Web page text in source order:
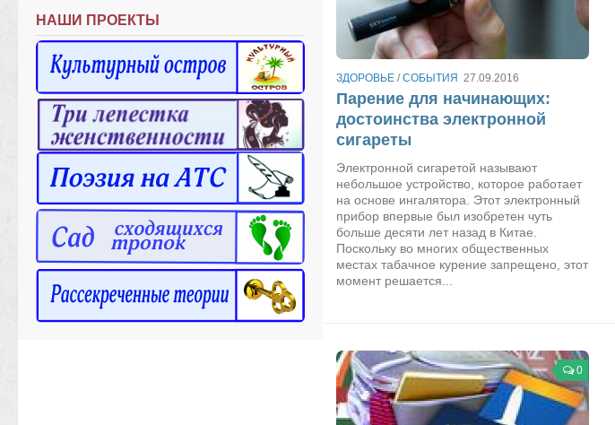
ЗДОРОВЬЕ /СОБЫТИЯ 27.09.2016
Парение для начинающих:
достоинства электронной
сигареты
Электронной сигаретой называют
небольшое устройство, которое работает
на основе ингалятора. Этот электронный
прибор впервые был изобретен чуть
больше десяти лет назад в Китае.
Поскольку во многих общественных
местах табачное курение запрещено, этот
момент решается...
0
НАШИ ПРОЕКТЫ